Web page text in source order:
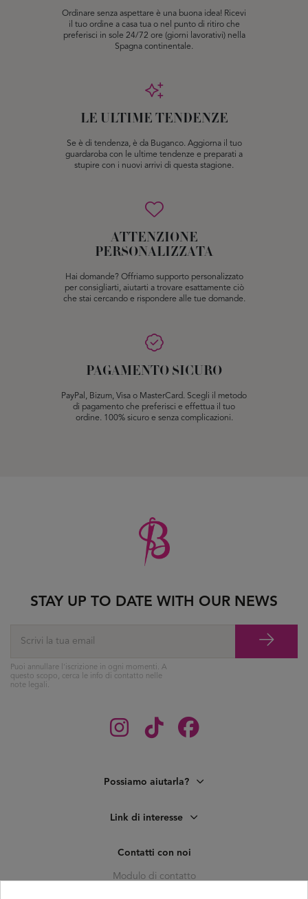
Ordinare senza aspettare è una buona idea! Ricevi
il tuo ordine a casa tua o nel punto di ritiro che
preferisci in sole 24/72 ore (giorni lavorativi) nella
Spagna continentale.
LE ULTIME TENDENZE
Se è di tendenza, è da Buganco. Aggiorna il tuo
guardaroba con le ultime tendenze e preparati a
stupire con i nuovi arrivi di questa stagione.
ATTENZIONE
PERSONALIZZATA
Hai domande? Offriamo supporto personalizzato
per consigliarti, aiutarti a trovare esattamente ciò
che stai cercando e rispondere alle tue domande.
PAGAMENTO SICURO
PayPal, Bizum, Visa o MasterCard. Scegli il metodo
di pagamento che preferisci e effettua il tuo
ordine. 100% sicuro e senza complicazioni.
Possiamo aiutarla?
Link di interesse
Contatti con noi
Modulo di contatto
STAY UP TO DATE WITH OUR NEWS
Puoi annullare l'iscrizione in ogni momenti. A
questo scopo, cerca le info di contatto nelle
note legali.